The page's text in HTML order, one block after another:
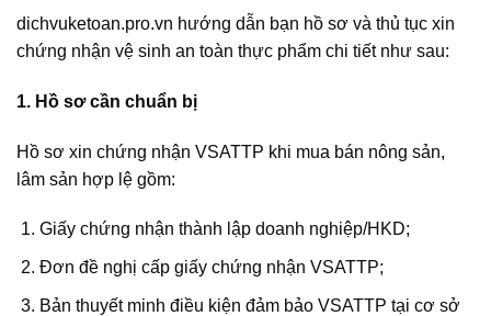
dichvuketoan.pro.vn hướng dẫn bạn hồ sơ và thủ tục xin
chứng nhận vệ sinh an toàn thực phẩm chi tiết như sau:
1. Hồ sơ cần chuẩn bị
Hồ sơ xin chứng nhận VSATTP khi mua bán nông sản,
lâm sản hợp lệ gồm:
Giấy chứng nhận thành lập doanh nghiệp/HKD;
Đơn đề nghị cấp giấy chứng nhận VSATTP;
Bản thuyết minh điều kiện đảm bảo VSATTP tại cơ sở